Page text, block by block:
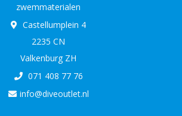
zwemmaterialen
Castellumplein 4
2235 CN
Valkenburg ZH
071 408 77 76
info@diveoutlet.nl